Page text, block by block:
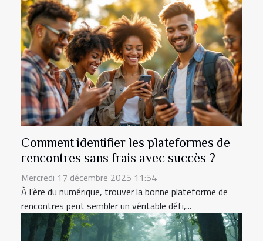
Comment identifier les plateformes de
rencontres sans frais avec succès ?
Mercredi 17 décembre 2025 11:54
À l’ère du numérique, trouver la bonne plateforme de
rencontres peut sembler un véritable défi,...